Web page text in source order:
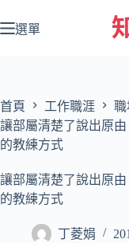
至
容
選單
首頁 工作職涯
職
讓部屬清楚了說出原
的教練方式
讓部屬清楚了說出原
的教練方式
丁菱娟